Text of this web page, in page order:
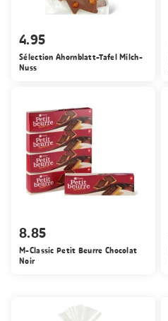
4.95
Sélection Ahornblatt-Tafel Milch-
Nuss
8.85
M-Classic Petit Beurre Chocolat
Noir